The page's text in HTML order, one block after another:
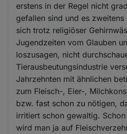
erstens in der Regel nicht
gefallen sind und es zweitens
sich trotz religiöser
Jugendzeiten vom Glauben
loszusagen, nicht
Tierausbeutungsindustrie
Jahrzehnten mit ähnlichen
zum Fleisch-, Eier-,
bzw. fast schon zu nötigen,
irritiert schon gewaltig.
wird man ja auf